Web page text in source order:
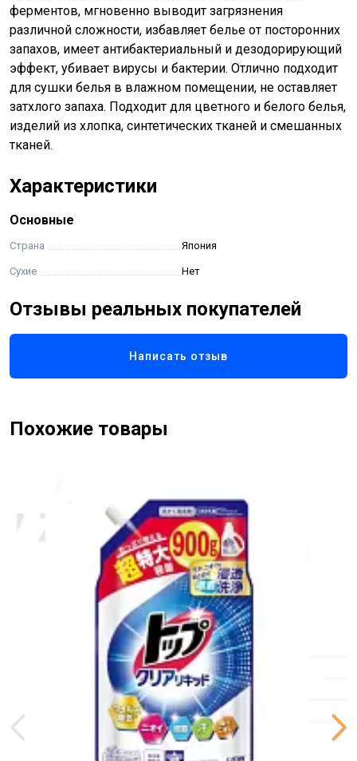
ферментов, мгновенно выводит загрязнения
различной сложности, избавляет белье от посторонних
запахов, имеет антибактериальный и дезодорирующий
эффект, убивает вирусы и бактерии. Отлично подходит
для сушки белья в влажном помещении, не оставляет
затхлого запаха. Подходит для цветного и белого белья,
изделий из хлопка, синтетических тканей и смешанных
тканей.
Характеристики
Основные
Страна Япония
Сухие Нет
Отзывы реальных покупателей
Написать отзыв
Похожие товары